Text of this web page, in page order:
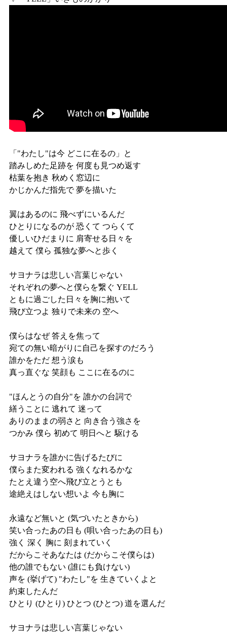
「"わたし"は今 どこに在るの」と
踏みしめた足跡を 何度も見つめ返す
枯葉を抱き 秋めく窓辺に
かじかんだ指先で 夢を描いた
翼はあるのに 飛べずにいるんだ
ひとりになるのが 恐くて つらくて
優しいひだまりに 肩寄せる日々を
越えて 僕ら 孤独な夢へと歩く
サヨナラは悲しい言葉じゃない
それぞれの夢へと僕らを繋ぐ YELL
ともに過ごした日々を胸に抱いて
飛び立つよ 独りで未来の 空へ
僕らはなぜ 答えを焦って
宛ての無い暗がりに自己を探すのだろう
誰かをただ 想う涙も
真っ直ぐな 笑顔も ここに在るのに
"ほんとうの自分"を 誰かの台詞で
繕うことに 逃れて 迷って
ありのままの弱さと 向き合う強さを
つかみ 僕ら 初めて 明日へと 駆ける
サヨナラを誰かに告げるたびに
僕らまた変われる 強くなれるかな
たとえ違う空へ飛び立とうとも
途絶えはしない想いよ 今も胸に
永遠など無いと (気づいたときから)
笑い合ったあの日も (唄い合ったあの日も)
強く 深く 胸に 刻まれていく
だからこそあなたは (だからこそ僕らは)
他の誰でもない (誰にも負けない)
声を (挙げて) "わたし"を 生きていくよと
約束したんだ
ひとり (ひとり) ひとつ (ひとつ) 道を選んだ
サヨナラは悲しい言葉じゃない